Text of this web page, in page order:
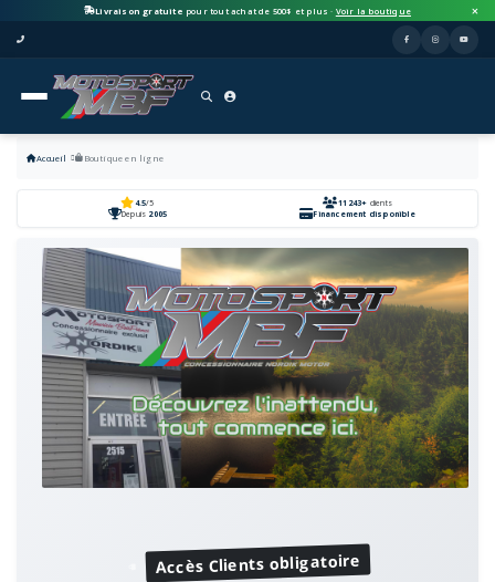
Livraison gratuite pour tout achat de 500$ et plus · Voir la boutique
Accueil Boutique en ligne
4.5/5 11243+ clients
Depuis 2005 Financement disponible
Accès Clients obligatoire